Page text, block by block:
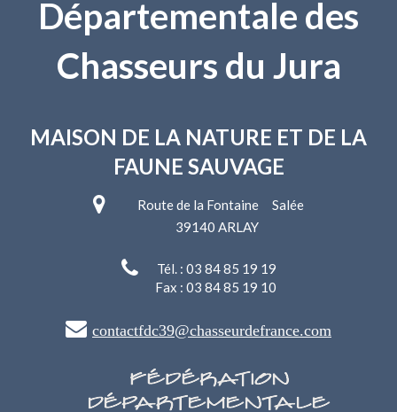
Départementale des
Chasseurs du Jura
MAISON DE LA NATURE ET DE LA
FAUNE SAUVAGE
Route de la Fontaine Salée
39140 ARLAY
Tél. : 03 84 85 19 19
Fax : 03 84 85 19 10
contactfdc39@chasseurdefrance.com